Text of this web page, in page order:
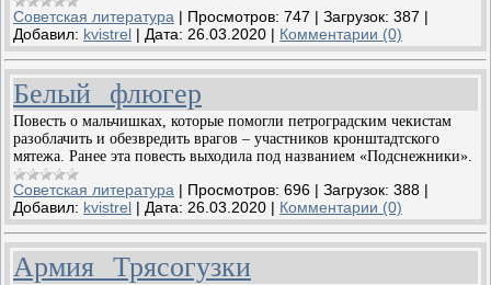
Советская литература | Просмотров: 747 | Загрузок: 387 |
Добавил: kvistrel | Дата: 26.03.2020 | Комментарии (0)
Белый флюгер
Повесть о мальчишках, которые помогли петроградским чекистам
разоблачить и обезвредить врагов – участников кронштадтского
мятежа. Ранее эта повесть выходила под названием «Подснежники».
Советская литература | Просмотров: 696 | Загрузок: 388 |
Добавил: kvistrel | Дата: 26.03.2020 | Комментарии (0)
Армия Трясогузки